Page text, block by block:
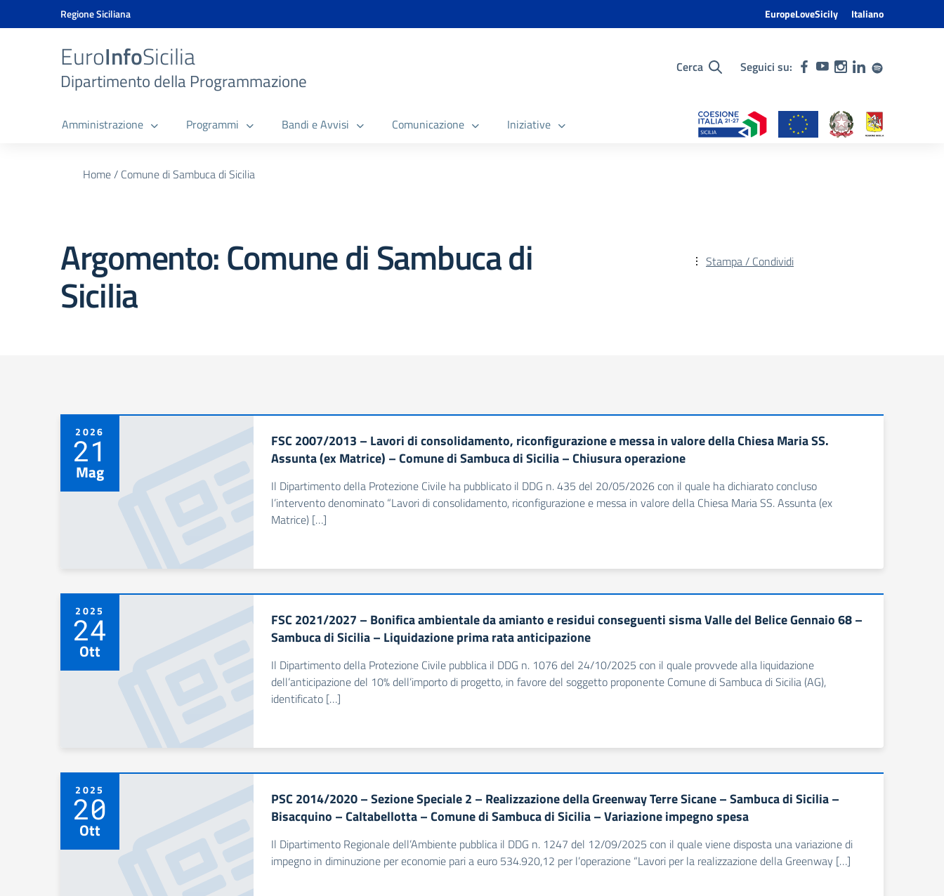
Vai ai contenuti
Vai al menu di navigazione
Vai al banner delle Cookie Policy
Regione Siciliana EuropeLoveSicily Italiano
EuroInfoSicilia
Dipartimento della Programmazione
Cerca Seguici su:
Amministrazione Programmi Bandi e Avvisi Comunicazione Iniziative
Home/ Comune di Sambuca di Sicilia
Argomento: Comune di Sambuca di
Sicilia
Stampa / Condividi
2026
21
Mag
FSC 2007/2013 – Lavori di consolidamento, riconfigurazione e messa in valore della Chiesa Maria SS.
Assunta (ex Matrice) – Comune di Sambuca di Sicilia – Chiusura operazione
Il Dipartimento della Protezione Civile ha pubblicato il DDG n. 435 del 20/05/2026 con il quale ha dichiarato concluso
l’intervento denominato “Lavori di consolidamento, riconfigurazione e messa in valore della Chiesa Maria SS. Assunta (ex
Matrice) […]
2025
24
Ott
FSC 2021/2027 – Bonifica ambientale da amianto e residui conseguenti sisma Valle del Belice Gennaio 68 –
Sambuca di Sicilia – Liquidazione prima rata anticipazione
Il Dipartimento della Protezione Civile pubblica il DDG n. 1076 del 24/10/2025 con il quale provvede alla liquidazione
dell’anticipazione del 10% dell’importo di progetto, in favore del soggetto proponente Comune di Sambuca di Sicilia (AG),
identificato […]
2025
20
Ott
PSC 2014/2020 – Sezione Speciale 2 – Realizzazione della Greenway Terre Sicane – Sambuca di Sicilia –
Bisacquino – Caltabellotta – Comune di Sambuca di Sicilia – Variazione impegno spesa
Il Dipartimento Regionale dell’Ambiente pubblica il DDG n. 1247 del 12/09/2025 con il quale viene disposta una variazione di
impegno in diminuzione per economie pari a euro 534.920,12 per l’operazione “Lavori per la realizzazione della Greenway […]